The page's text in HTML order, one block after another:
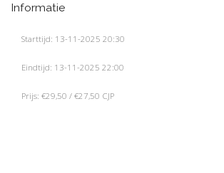
Informatie
Starttijd: 13-11-2025 20:30
Eindtijd: 13-11-2025 22:00
Prijs: €29,50 / €27,50 CJP